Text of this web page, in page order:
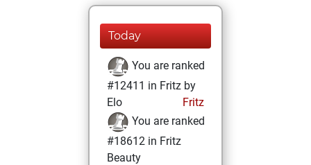
Today
You are ranked
#12411 in Fritz by
Elo
Fritz
You are ranked
#18612 in Fritz
Beauty